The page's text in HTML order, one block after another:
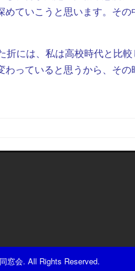
ていこうと思います。その
折には、私は高校時代と比較
っていると思うから、その
窓会. All Rights Reserved.